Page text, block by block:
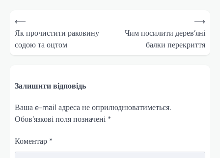
Навігація
записів
⟵
Як прочистити раковину
содою та оцтом
Чим посилити дерев’яні
балки перекриття
⟶
Залишити відповідь
Ваша e-mail адреса не оприлюднюватиметься.
Обов’язкові поля позначені *
Коментар *